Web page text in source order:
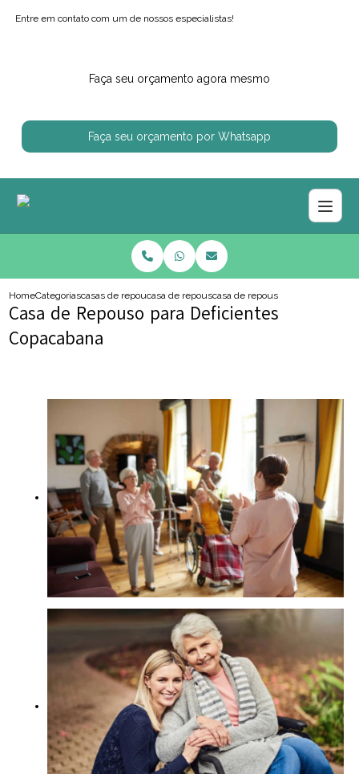
Entre em contato com um de nossos especialistas!
Faça seu orçamento agora mesmo
Faça seu orçamento por Whatsapp
HomeCategoriascasas de repousocasa de repouso proximo de mim
casa de repouso para deficientes
Casa de Repouso para Deficientes
Copacabana